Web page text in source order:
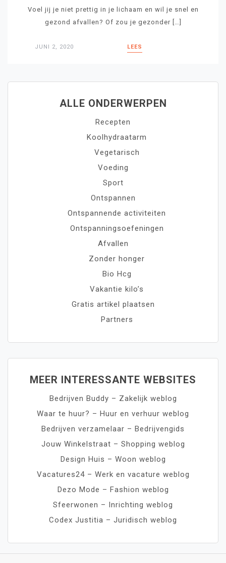
Voel jij je niet prettig in je lichaam en wil je snel en
gezond afvallen? Of zou je gezonder […]
JUNI 2, 2020 LEES
ALLE ONDERWERPEN
Recepten
Koolhydraatarm
Vegetarisch
Voeding
Sport
Ontspannen
Ontspannende activiteiten
Ontspanningsoefeningen
Afvallen
Zonder honger
Bio Hcg
Vakantie kilo’s
Gratis artikel plaatsen
Partners
MEER INTERESSANTE WEBSITES
Bedrijven Buddy – Zakelijk weblog
Waar te huur? – Huur en verhuur weblog
Bedrijven verzamelaar – Bedrijvengids
Jouw Winkelstraat – Shopping weblog
Design Huis – Woon weblog
Vacatures24 – Werk en vacature weblog
Dezo Mode – Fashion weblog
Sfeerwonen – Inrichting weblog
Codex Justitia – Juridisch weblog